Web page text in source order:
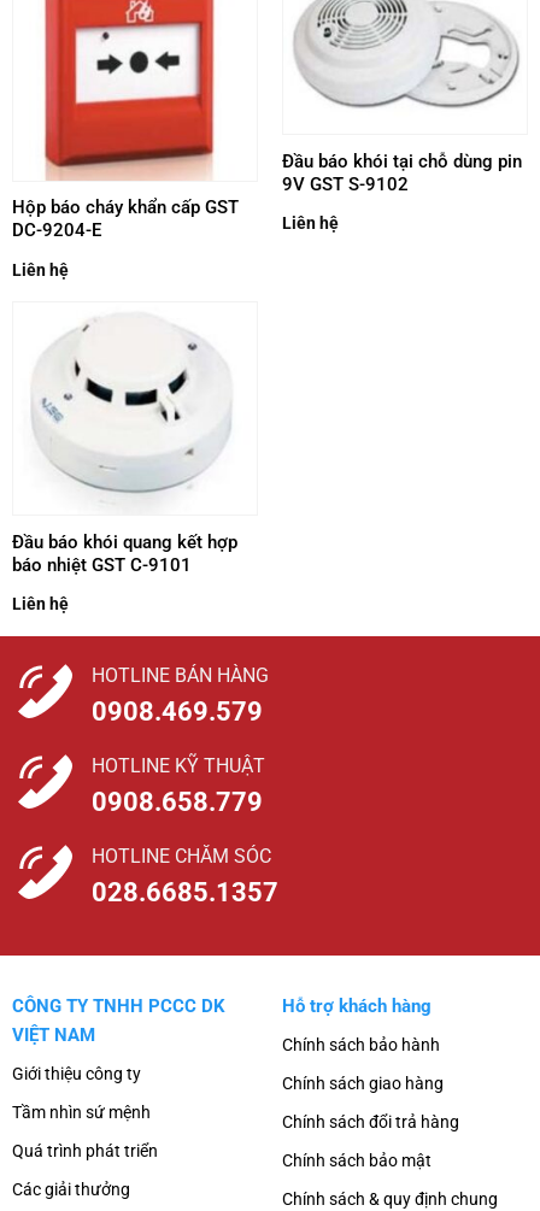
Hộp báo cháy khẩn cấp GST
DC-9204-E
Liên hệ
Đầu báo khói tại chỗ dùng pin
9V GST S-9102
Liên hệ
Đầu báo khói quang kết hợp
báo nhiệt GST C-9101
Liên hệ
HOTLINE BÁN HÀNG
0908.469.579
HOTLINE KỸ THUẬT
0908.658.779
HOTLINE CHĂM SÓC
028.6685.1357
CÔNG TY TNHH PCCC DK
VIỆT NAM
Giới thiệu công ty
Tầm nhìn sứ mệnh
Quá trình phát triển
Các giải thưởng
Hỗ trợ khách hàng
Chính sách bảo hành
Chính sách giao hàng
Chính sách đổi trả hàng
Chính sách bảo mật
Chính sách & quy định chung